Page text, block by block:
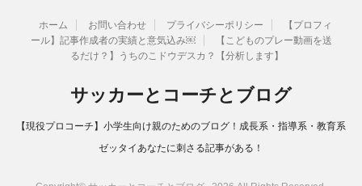
ホーム お問い合わせ プライバシーポリシー
【プロフィ
ール】記事作成者の実績と意気込み￼
【こどものプレー動画を送
るだけ？】うちのこドウデスカ？【分析します】
サッカーとコーチとブログ
【現役プロコーチ】小学生向け親のためのブログ！成長系・指導系・教育系
ゼッタイあなたに刺さる記事がある！